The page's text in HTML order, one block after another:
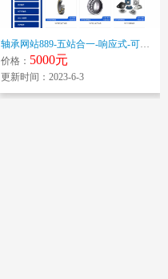
轴承网站889-五站合一-响应式-可变更色调
价格： 5000元
更新时间：2023-6-3